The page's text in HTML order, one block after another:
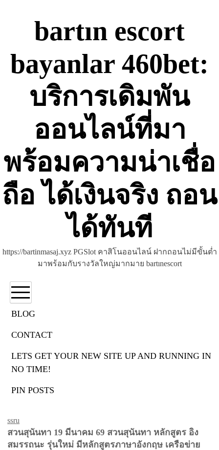
bartın escort
bayanlar 460bet:
บริการเดิมพัน
ออนไลน์ที่มา
พร้อมความน่าเชื่อ
ถือ ได้เงินจริง ถอน
ได้ทันที
https://bartinmasaj.xyz PGSlot คาสิโนออนไลน์ ฝากถอนไม่มีขั้นต่ำ
มาพร้อมกับรางวัลใหญ่มากมาย bartınescort
BLOG
CONTACT
LETS GET YOUR NEW SITE UP AND RUNNING IN
NO TIME!
PIN POSTS
หมวดหมู่:ssru
ssru
สวนสุนันทา 19 มีนาคม 69 สวนสุนันทา หลักสูตร อิง
สมรรถนะ รุ่นใหม่ มีหลักสูตรภาษาอังกฤษ เครือข่าย